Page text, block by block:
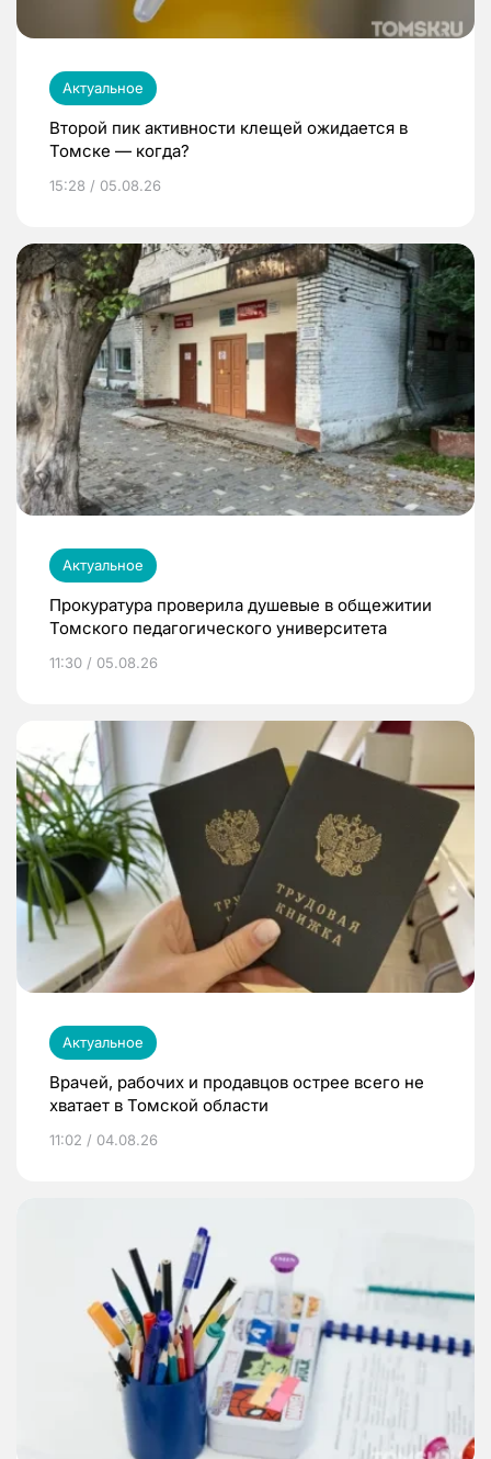
Актуальное
Второй пик активности клещей ожидается в
Томске — когда?
15:28 / 05.08.26
Актуальное
Прокуратура проверила душевые в общежитии
Томского педагогического университета
11:30 / 05.08.26
Актуальное
Врачей, рабочих и продавцов острее всего не
хватает в Томской области
11:02 / 04.08.26